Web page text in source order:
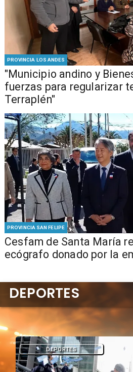
PROVINCIA LOS ANDES
"Municipio andino y
fuerzas para regularizar
Terraplén"
PROVINCIA SAN FELIPE
Cesfam de Santa María
ecógrafo donado por la
DEPORTES
DEPORTES